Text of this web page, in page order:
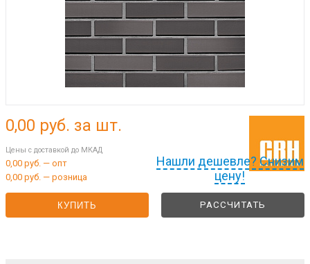
Нашли дешевле? Снизим
цену!
0,00 руб. за шт.
Цены с доставкой до МКАД
0,00 руб. — опт
0,00 руб. — розница
КУПИТЬ РАССЧИТАТЬ